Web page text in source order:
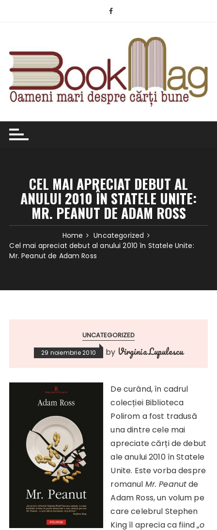
CEL MAI APRECIAT DEBUT AL
ANULUI 2010 ÎN STATELE UNITE:
MR. PEANUT DE ADAM ROSS
Home
Uncategorized
Cel mai apreciat debut al anului 2010 în Statele Unite:
Mr. Peanut de Adam Ross
UNCATEGORIZED
29 noiembrie 2010 by Virginia Lupulescu
De curând, în cadrul
colecției Biblioteca
Polirom a fost tradusă
una dintre cele mai
apreciate cărți de debut
ale anului 2010 în Statele
Unite. Este vorba despre
romanul Mr. Peanutde
Adam Ross, un volum pe
care celebrul Stephen
King îl aprecia ca fiind „o